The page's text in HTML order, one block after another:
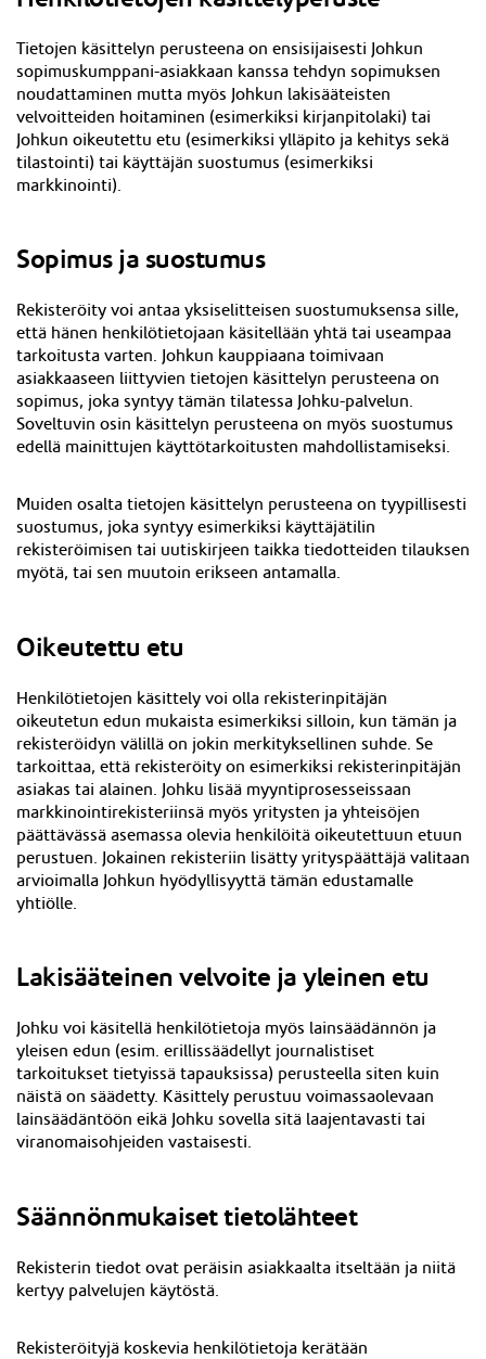
Tietojen käsittelyn perusteena on ensisijaisesti Johkun
sopimuskumppani-asiakkaan kanssa tehdyn sopimuksen
noudattaminen mutta myös Johkun lakisääteisten
velvoitteiden hoitaminen (esimerkiksi kirjanpitolaki) tai
Johkun oikeutettu etu (esimerkiksi ylläpito ja kehitys sekä
tilastointi) tai käyttäjän suostumus (esimerkiksi
markkinointi).
Sopimus ja suostumus
Rekisteröity voi antaa yksiselitteisen suostumuksensa sille,
että hänen henkilötietojaan käsitellään yhtä tai useampaa
tarkoitusta varten. Johkun kauppiaana toimivaan
asiakkaaseen liittyvien tietojen käsittelyn perusteena on
sopimus, joka syntyy tämän tilatessa Johku-palvelun.
Soveltuvin osin käsittelyn perusteena on myös suostumus
edellä mainittujen käyttötarkoitusten mahdollistamiseksi.
Muiden osalta tietojen käsittelyn perusteena on tyypillisesti
suostumus, joka syntyy esimerkiksi käyttäjätilin
rekisteröimisen tai uutiskirjeen taikka tiedotteiden tilauksen
myötä, tai sen muutoin erikseen antamalla.
Oikeutettu etu
Henkilötietojen käsittely voi olla rekisterinpitäjän
oikeutetun edun mukaista esimerkiksi silloin, kun tämän ja
rekisteröidyn välillä on jokin merkityksellinen suhde. Se
tarkoittaa, että rekisteröity on esimerkiksi rekisterinpitäjän
asiakas tai alainen. Johku lisää myyntiprosesseissaan
markkinointirekisteriinsä myös yritysten ja yhteisöjen
päättävässä asemassa olevia henkilöitä oikeutettuun etuun
perustuen. Jokainen rekisteriin lisätty yrityspäättäjä valitaan
arvioimalla Johkun hyödyllisyyttä tämän edustamalle
yhtiölle.
Lakisääteinen velvoite ja yleinen etu
Johku voi käsitellä henkilötietoja myös lainsäädännön ja
yleisen edun (esim. erillissäädellyt journalistiset
tarkoitukset tietyissä tapauksissa) perusteella siten kuin
näistä on säädetty. Käsittely perustuu voimassaolevaan
lainsäädäntöön eikä Johku sovella sitä laajentavasti tai
viranomaisohjeiden vastaisesti.
Säännönmukaiset tietolähteet
Rekisterin tiedot ovat peräisin asiakkaalta itseltään ja niitä
kertyy palvelujen käytöstä.
Rekisteröityjä koskevia henkilötietoja kerätään